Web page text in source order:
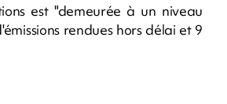
est "demeurée à un niveau
rendues hors délai et 9